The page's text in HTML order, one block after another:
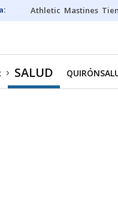
Athletic Mastines
SALUD